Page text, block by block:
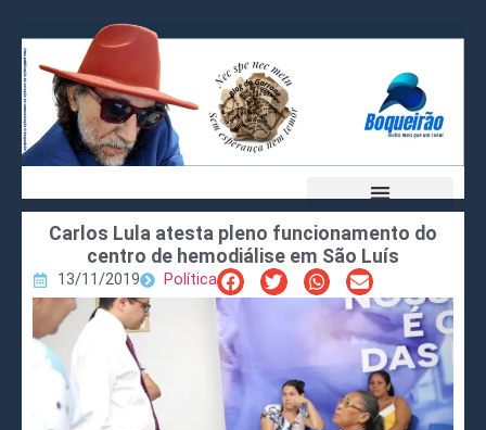
Carlos Lula atesta pleno funcionamento do
centro de hemodiálise em São Luís
13/11/2019 Política